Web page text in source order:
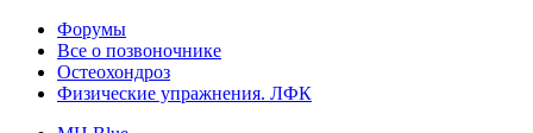
Форумы
Все о позвоночнике
Остеохондроз
Физические упражнения. ЛФК